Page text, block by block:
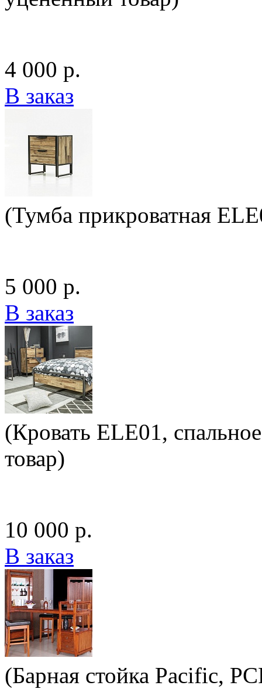
4 000 р.
В заказ
(Тумба прикроватная
5 000 р.
В заказ
(Кровать ELE01,
товар)
10 000 р.
В заказ
(Барная стойка Pacific,